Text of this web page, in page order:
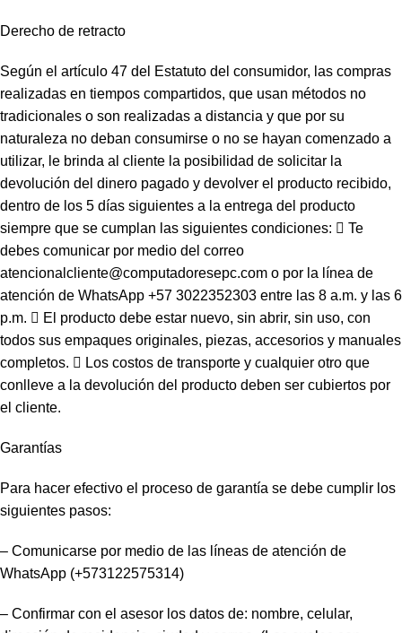
Derecho de retracto
Según el artículo 47 del Estatuto del consumidor, las compras
realizadas en tiempos compartidos, que usan métodos no
tradicionales o son realizadas a distancia y que por su
naturaleza no deban consumirse o no se hayan comenzado a
utilizar, le brinda al cliente la posibilidad de solicitar la
devolución del dinero pagado y devolver el producto recibido,
dentro de los 5 días siguientes a la entrega del producto
siempre que se cumplan las siguientes condiciones:  Te
debes comunicar por medio del correo
atencionalcliente@computadoresepc.com o por la línea de
atención de WhatsApp +57 3022352303 entre las 8 a.m. y las 6
p.m.  El producto debe estar nuevo, sin abrir, sin uso, con
todos sus empaques originales, piezas, accesorios y manuales
completos.  Los costos de transporte y cualquier otro que
conlleve a la devolución del producto deben ser cubiertos por
el cliente.
Garantías
Para hacer efectivo el proceso de garantía se debe cumplir los
siguientes pasos:
– Comunicarse por medio de las líneas de atención de
WhatsApp (+573122575314)
– Confirmar con el asesor los datos de: nombre, celular,